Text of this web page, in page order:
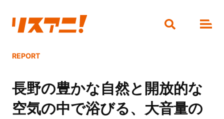
REPORT
長野の豊かな自然と開放的な
空気の中で浴びる、大音量の